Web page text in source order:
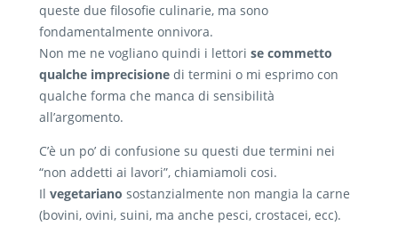
queste due filosofie culinarie, ma sono
fondamentalmente onnivora.
Non me ne vogliano quindi i lettori se commetto
qualche imprecisione di termini o mi esprimo con
qualche forma che manca di sensibilità
all’argomento.
C’è un po’ di confusione su questi due termini nei
“non addetti ai lavori”, chiamiamoli cosi.
Il vegetariano sostanzialmente non mangia la carne
(bovini, ovini, suini, ma anche pesci, crostacei, ecc).